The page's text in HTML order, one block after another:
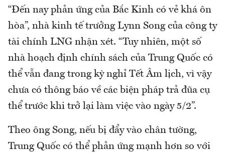
“Đến nay phản ứng của Bắc Kinh có vẻ khá ôn
hòa”, nhà kinh tế trưởng Lynn Song của công ty
tài chính LNG nhận xét. “Tuy nhiên, một số
nhà hoạch định chính sách của Trung Quốc có
thể vẫn đang trong kỳ nghỉ Tết Âm lịch, vì vậy
chưa có thông báo về các biện pháp trả đũa cụ
thể trước khi trở lại làm việc vào ngày 5/2”.
Theo ông Song, nếu bị đẩy vào chân tường,
Trung Quốc có thể phản ứng mạnh hơn so với